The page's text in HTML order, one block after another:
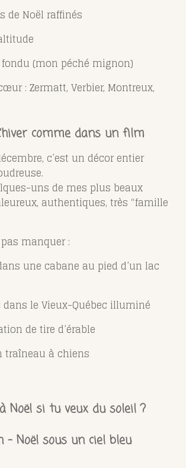
de Noël raffinés
(mon péché mignon)
: Zermatt, Verbier, Montreux,
comme dans un film
c’est un décor entier
uns de mes plus beaux
authentiques, très “famille
manquer :
une cabane au pied d’un lac
dans le Vieux-Québec illuminé
de tire d’érable
traîneau à chiens
Noël si tu veux du soleil ?
– Noël sous un ciel bleu